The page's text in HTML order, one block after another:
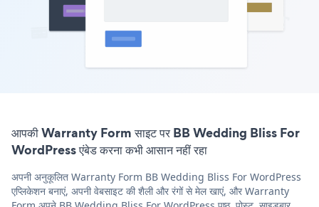
आपकी Warranty Form साइट पर BB Wedding Bliss For
WordPress एंबेड करना कभी आसान नहीं रहा
अपनी अनुकूलित Warranty Form BB Wedding Bliss For WordPress
एप्लिकेशन बनाएं, अपनी वेबसाइट की शैली और रंगों से मेल खाएं, और Warranty